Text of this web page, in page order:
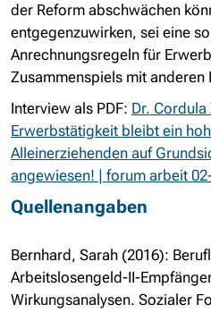
der Reform abschwächen
entgegenzuwirken, sei eine
Anrechnungsregeln für
Zusammenspiels mit
Interview als PDF: Dr.
Erwerbstätigkeit bleibt ein
Alleinerziehenden auf
angewiesen! | forum arbeit
Quellenangaben
Bernhard, Sarah (2016):
Arbeitslosengeld-II-
Wirkungsanalysen. Sozialer